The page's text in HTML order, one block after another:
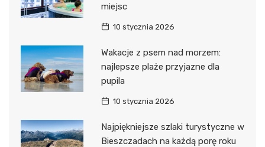
miejsc
10 stycznia 2026
Wakacje z psem nad morzem:
najlepsze plaże przyjazne dla
pupila
10 stycznia 2026
Najpiękniejsze szlaki turystyczne w
Bieszczadach na każdą porę roku